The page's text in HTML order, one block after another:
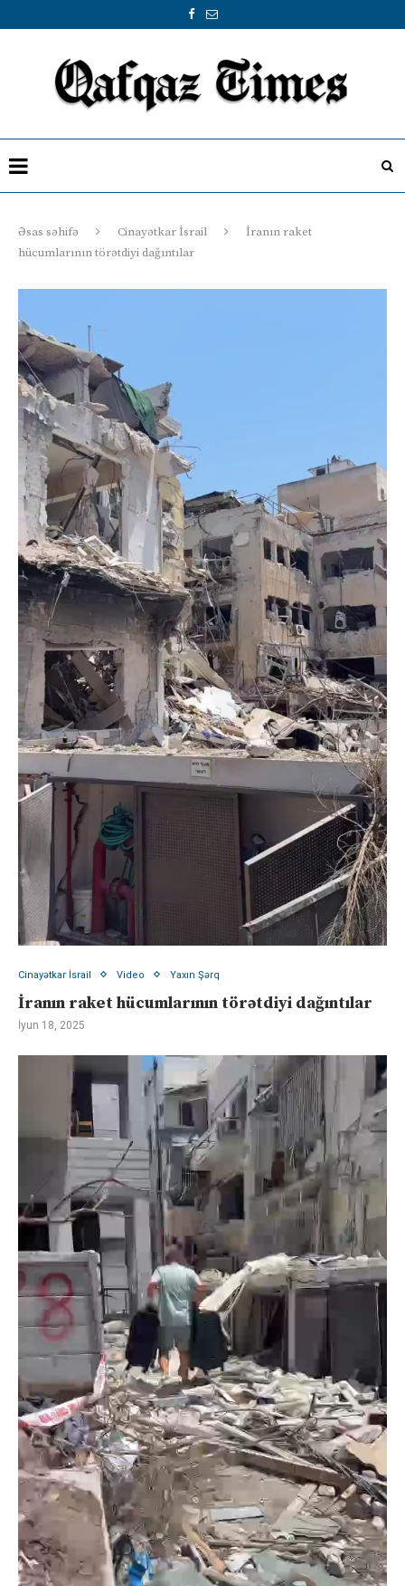
Əsas səhifə Cinayətkar İsrail
İranın raket
hücumlarının törətdiyi dağıntılar
Cinayətkar İsrail Video Yaxın Şərq
İranın raket hücumlarının törətdiyi dağıntılar
İyun 18, 2025